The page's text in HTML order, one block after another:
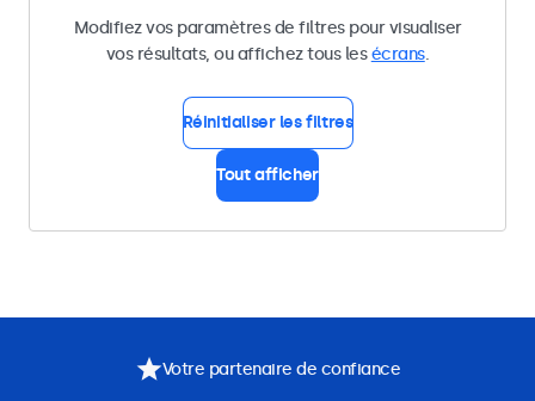
Modifiez vos paramètres de filtres pour visualiser
vos résultats, ou affichez tous lesécrans.
Réinitialiser les filtres
Tout afficher
Votre partenaire de confiance